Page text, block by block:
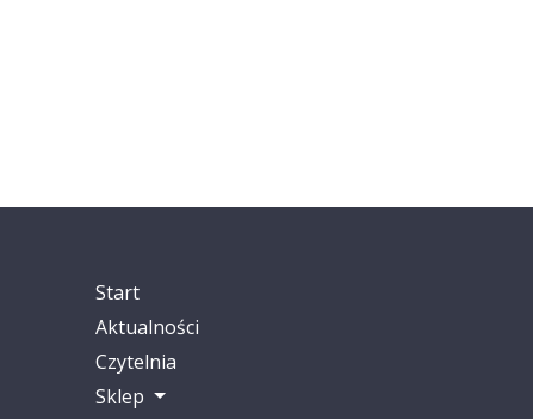
Start
Aktualności
Czytelnia
Sklep